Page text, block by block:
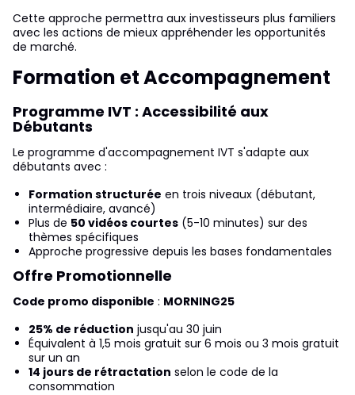
Cette approche permettra aux investisseurs plus familiers
avec les actions de mieux appréhender les opportunités
de marché.
Formation et Accompagnement
Programme IVT : Accessibilité aux
Débutants
Le programme d'accompagnement IVT s'adapte aux
débutants avec :
Formation structurée en trois niveaux (débutant,
intermédiaire, avancé)
Plus de 50 vidéos courtes (5-10 minutes) sur des
thèmes spécifiques
Approche progressive depuis les bases fondamentales
Offre Promotionnelle
Code promo disponible : MORNING25
25% de réduction jusqu'au 30 juin
Équivalent à 1,5 mois gratuit sur 6 mois ou 3 mois gratuit
sur un an
14 jours de rétractation selon le code de la
consommation